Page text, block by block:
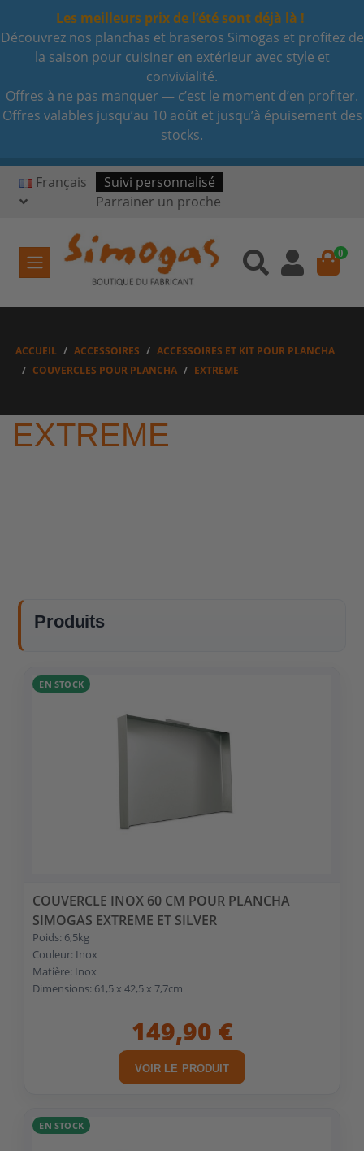
Les meilleurs prix de l’été sont déjà là !
Découvrez nos planchas et braseros Simogas et profitez de
la saison pour cuisiner en extérieur avec style et
convivialité.
Offres à ne pas manquer — c’est le moment d’en profiter.
Offres valables jusqu’au 10 août et jusqu’à épuisement des
stocks.
Français
Suivi personnalisé
Parrainer un proche
0
ACCUEIL ACCESSOIRES
ACCESSOIRES ET KIT POUR PLANCHA
COUVERCLES POUR PLANCHA
EXTREME
EXTREME
Produits
EN STOCK
COUVERCLE INOX 60 CM POUR PLANCHA
SIMOGAS EXTREME ET SILVER
Poids: 6,5kg
Couleur: Inox
Matière: Inox
Dimensions: 61,5 x 42,5 x 7,7cm
149,90 €
VOIR LE PRODUIT
EN STOCK